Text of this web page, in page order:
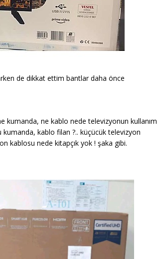
de dikkat ettim bantlar daha önce
kumanda, ne kablo nede televizyonun kullanım
kumanda, kablo filan ?.. küçücük televizyon
kablosu nede kitapçık yok ! şaka gibi.